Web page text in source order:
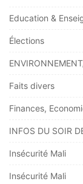
Education &
Élections
Faits divers
Finances,
INFOS DU SOIR
Insécurité Mali
Insécurité Mali